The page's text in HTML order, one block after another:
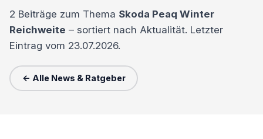
2 Beiträge zum Thema Skoda Peaq Winter
Reichweite – sortiert nach Aktualität. Letzter
Eintrag vom 23.07.2026.
← Alle News & Ratgeber